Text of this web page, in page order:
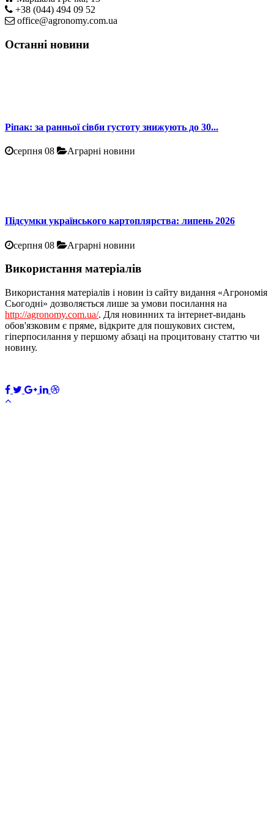
+38 (044) 494 09 52
office@agronomy.com.ua
Останні новини
Ріпак: за ранньої сівби густоту знижують до 30...
серпня 08 Аграрні новини
Підсумки українського картоплярства: липень 2026
серпня 08 Аграрні новини
Використання матеріалів
Використання матеріалів і новин із сайту видання «Агрономія
Сьогодні» дозволяється лише за умови посилання на
http://agronomy.com.ua/. Для новинних та інтернет-видань
обов'язковим є пряме, відкрите для пошукових систем,
гіперпосилання у першому абзаці на процитовану статтю чи
новину.